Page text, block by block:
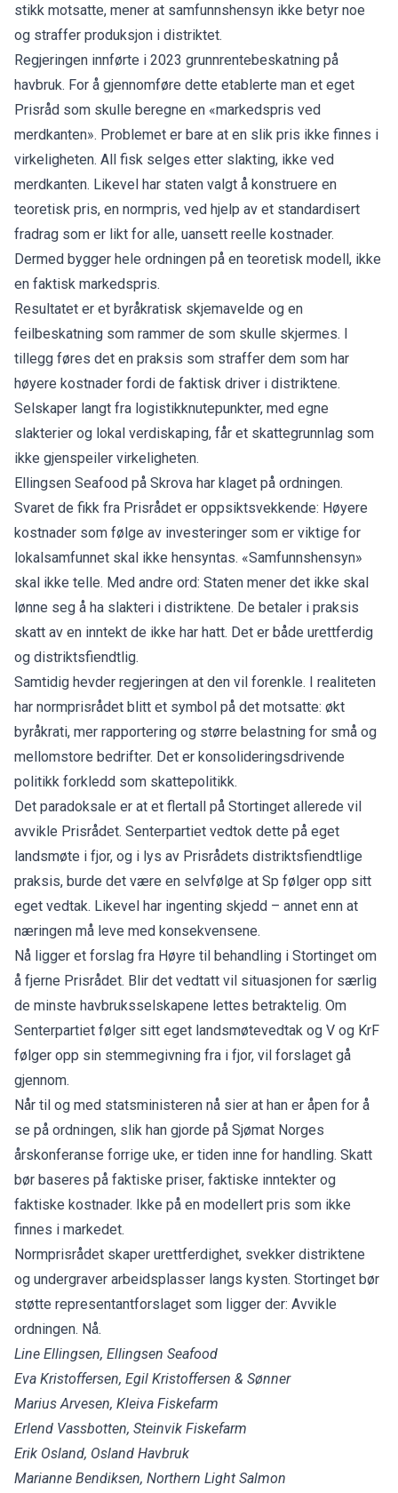
stikk motsatte, mener at samfunnshensyn ikke betyr noe
og straffer produksjon i distriktet.
Regjeringen innførte i 2023 grunnrentebeskatning på
havbruk. For å gjennomføre dette etablerte man et eget
Prisråd som skulle beregne en «markedspris ved
merdkanten». Problemet er bare at en slik pris ikke finnes i
virkeligheten. All fisk selges etter slakting, ikke ved
merdkanten. Likevel har staten valgt å konstruere en
teoretisk pris, en normpris, ved hjelp av et standardisert
fradrag som er likt for alle, uansett reelle kostnader.
Dermed bygger hele ordningen på en teoretisk modell, ikke
en faktisk markedspris.
Resultatet er et byråkratisk skjemavelde og en
feilbeskatning som rammer de som skulle skjermes. I
tillegg føres det en praksis som straffer dem som har
høyere kostnader fordi de faktisk driver i distriktene.
Selskaper langt fra logistikknutepunkter, med egne
slakterier og lokal verdiskaping, får et skattegrunnlag som
ikke gjenspeiler virkeligheten.
Ellingsen Seafood på Skrova har klaget på ordningen.
Svaret de fikk fra Prisrådet er oppsiktsvekkende: Høyere
kostnader som følge av investeringer som er viktige for
lokalsamfunnet skal ikke hensyntas. «Samfunnshensyn»
skal ikke telle. Med andre ord: Staten mener det ikke skal
lønne seg å ha slakteri i distriktene. De betaler i praksis
skatt av en inntekt de ikke har hatt. Det er både urettferdig
og distriktsfiendtlig.
Samtidig hevder regjeringen at den vil forenkle. I realiteten
har normprisrådet blitt et symbol på det motsatte: økt
byråkrati, mer rapportering og større belastning for små og
mellomstore bedrifter. Det er konsolideringsdrivende
politikk forkledd som skattepolitikk.
Det paradoksale er at et flertall på Stortinget allerede vil
avvikle Prisrådet. Senterpartiet vedtok dette på eget
landsmøte i fjor, og i lys av Prisrådets distriktsfiendtlige
praksis, burde det være en selvfølge at Sp følger opp sitt
eget vedtak. Likevel har ingenting skjedd – annet enn at
næringen må leve med konsekvensene.
Nå ligger et forslag fra Høyre til behandling i Stortinget om
å fjerne Prisrådet. Blir det vedtatt vil situasjonen for særlig
de minste havbruksselskapene lettes betraktelig. Om
Senterpartiet følger sitt eget landsmøtevedtak og V og KrF
følger opp sin stemmegivning fra i fjor, vil forslaget gå
gjennom.
Når til og med statsministeren nå sier at han er åpen for å
se på ordningen, slik han gjorde på Sjømat Norges
årskonferanse forrige uke, er tiden inne for handling. Skatt
bør baseres på faktiske priser, faktiske inntekter og
faktiske kostnader. Ikke på en modellert pris som ikke
finnes i markedet.
Normprisrådet skaper urettferdighet, svekker distriktene
og undergraver arbeidsplasser langs kysten. Stortinget bør
støtte representantforslaget som ligger der: Avvikle
ordningen. Nå.
Line Ellingsen, Ellingsen Seafood
Eva Kristoffersen, Egil Kristoffersen & Sønner
Marius Arvesen, Kleiva Fiskefarm
Erlend Vassbotten, Steinvik Fiskefarm
Erik Osland, Osland Havbruk
Marianne Bendiksen, Northern Light Salmon